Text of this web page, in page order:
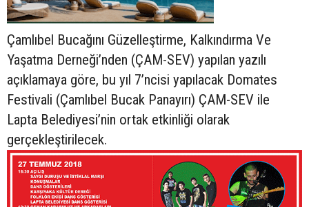
Çamlıbel Bucağını Güzelleştirme, Kalkındırma Ve
Yaşatma Derneği’nden (ÇAM-SEV) yapılan yazılı
açıklamaya göre, bu yıl 7’ncisi yapılacak Domates
Festivali (Çamlıbel Bucak Panayırı) ÇAM-SEV ile
Lapta Belediyesi’nin ortak etkinliği olarak
gerçekleştirilecek.